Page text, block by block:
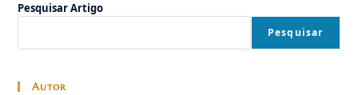
Pesquisar Artigo
Pesquisar
Autor